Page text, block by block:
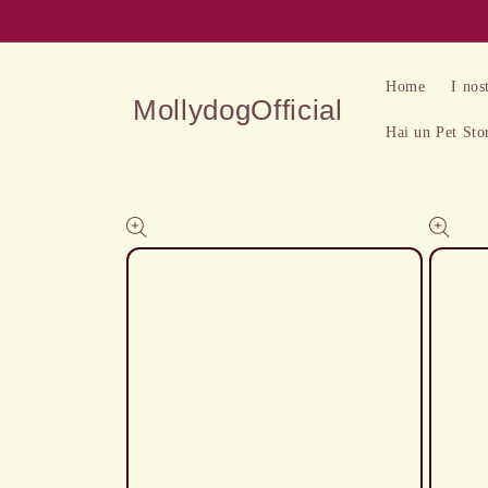
al contenido
MollydogOfficial
Home I
Hai un Pet